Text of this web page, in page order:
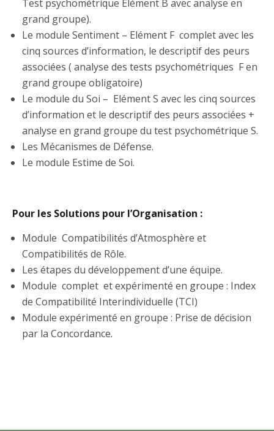
Test psychométrique Elément B avec analyse en
grand groupe).
Le module Sentiment – Elément F complet avec les
cinq sources d’information, le descriptif des peurs
associées ( analyse des tests psychométriques F en
grand groupe obligatoire)
Le module du Soi – Elément S avec les cinq sources
d’information et le descriptif des peurs associées +
analyse en grand groupe du test psychométrique S.
Les Mécanismes de Défense.
Le module Estime de Soi.
Pour les Solutions pour l’Organisation :
Module Compatibilités d’Atmosphère et
Compatibilités de Rôle.
Les étapes du développement d’une équipe.
Module complet et expérimenté en groupe : Index
de Compatibilité Interindividuelle (TCI)
Module expérimenté en groupe : Prise de décision
par la Concordance.